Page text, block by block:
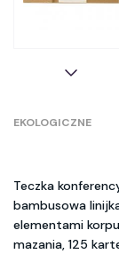
EKOLOGICZNE
Teczka
bambusowa
elementami
mazania, 125